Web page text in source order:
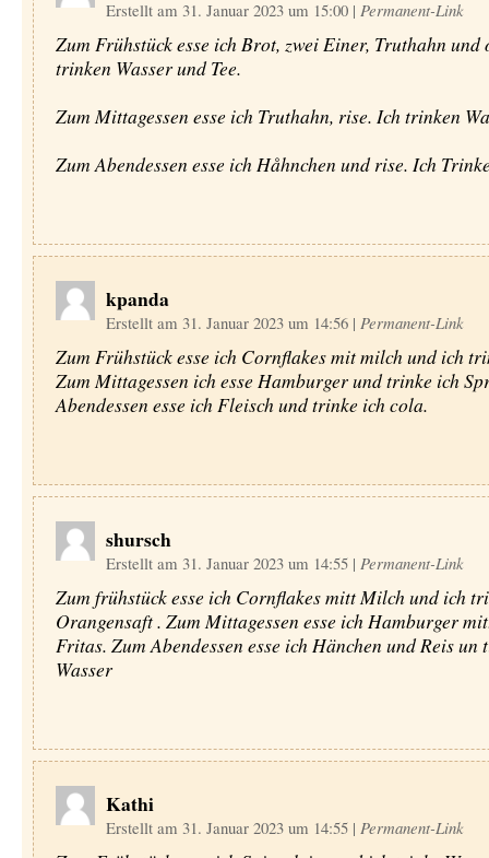
Erstellt am 31. Januar 2023 um 15:00 | Permanent-Link
Zum Frühstück esse ich Brot, zwei Einer, Truthahn und
trinken Wasser und Tee.
Zum Mittagessen esse ich Truthahn, rise. Ich trinken
Zum Abendessen esse ich Håhnchen und rise. Ich
kpanda
Erstellt am 31. Januar 2023 um 14:56 | Permanent-Link
Zum Frühstück esse ich Cornflakes mit milch und ich
Zum Mittagessen ich esse Hamburger und trinke ich
Abendessen esse ich Fleisch und trinke ich cola.
shursch
Erstellt am 31. Januar 2023 um 14:55 | Permanent-Link
Zum frühstück esse ich Cornflakes mitt Milch und ich
Orangensaft . Zum Mittagessen esse ich Hamburger
Fritas. Zum Abendessen esse ich Hänchen und Reis un
Wasser
Kathi
Erstellt am 31. Januar 2023 um 14:55 | Permanent-Link